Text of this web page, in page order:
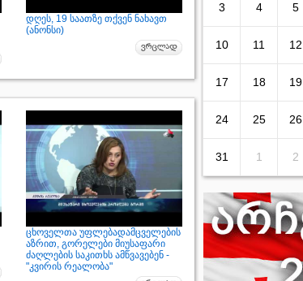
დღეს, 19 საათზე თქვენ ნახავთ
(ანონსი)
ცხოველთა უფლებადამცველების
აზრით, გორელები მიუსაფარი
ძაღლების საკითხს ამწვავებენ -
"კვირის რეალობა"
3 4 5
10 11 12
17 18 19
24 25 26
31 1 2